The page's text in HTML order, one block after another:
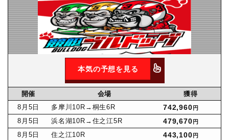
本気の予想を見る
開催 会場
獲得
8月 5日 多摩川10R →桐生6R 742,960 円
8月 5日 浜名湖10R →住之江5R 479,670 円
8月 5日 住之江10R 443,100 円